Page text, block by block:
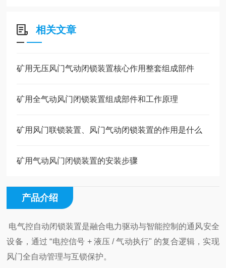
相关文章
矿用无压风门气动闭锁装置核心作用整套组成部件
矿用全气动风门闭锁装置组成部件和工作原理
矿用风门联锁装置、风门气动闭锁装置的作用是什么
矿用气动风门闭锁装置的安装步骤
产品介绍
电气控自动闭锁装置是融合电力驱动与智能控制的通风安全
设备，通过 “电控信号 + 液压 / 气动执行" 的复合逻辑，实现
风门全自动管理与互锁保护。